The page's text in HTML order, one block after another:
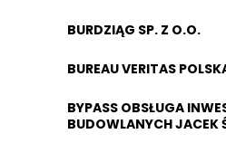
BURDZIĄG SP. Z O.O.
BUREAU VERITAS
BYPASS OBSŁUGA
BUDOWLANYCH JACEK